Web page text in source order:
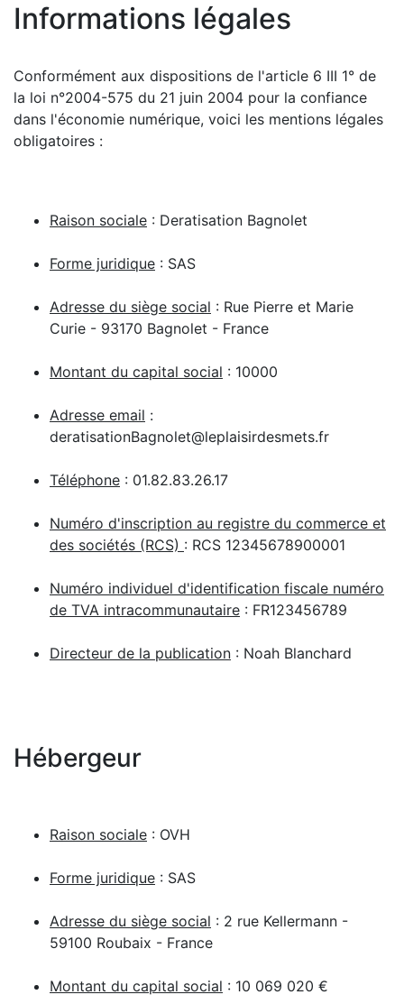
Informations légales
Conformément aux dispositions de l'article 6 III 1° de
la loi n°2004-575 du 21 juin 2004 pour la confiance
dans l'économie numérique, voici les mentions légales
obligatoires :
Raison sociale : Deratisation Bagnolet
Forme juridique : SAS
Adresse du siège social : Rue Pierre et Marie
Curie - 93170 Bagnolet - France
Montant du capital social : 10000
Adresse email :
deratisationBagnolet@leplaisirdesmets.fr
Téléphone : 01.82.83.26.17
Numéro d'inscription au registre du commerce et
des sociétés (RCS) : RCS 12345678900001
Numéro individuel d'identification fiscale numéro
de TVA intracommunautaire : FR123456789
Directeur de la publication : Noah Blanchard
Hébergeur
Raison sociale : OVH
Forme juridique : SAS
Adresse du siège social : 2 rue Kellermann -
59100 Roubaix - France
Montant du capital social : 10 069 020 €